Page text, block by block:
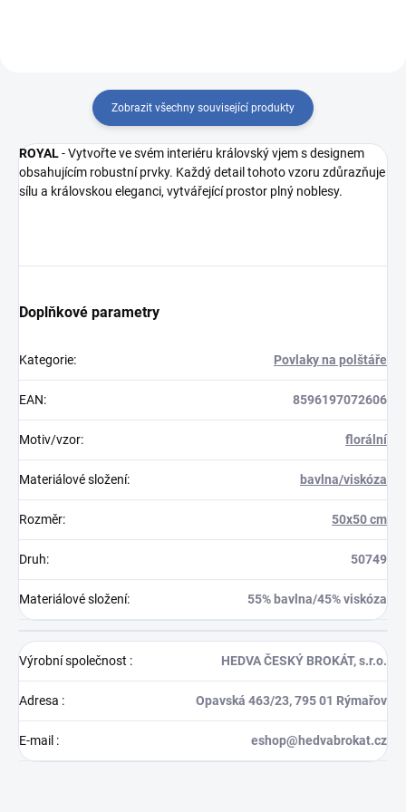
Zobrazit všechny související produkty
ROYAL- Vytvořte ve svém interiéru královský vjem s designem
obsahujícím robustní prvky. Každý detail tohoto vzoru zdůrazňuje
sílu a královskou eleganci, vytvářející prostor plný noblesy.
Doplňkové parametry
Kategorie: Povlaky na polštáře
EAN: 8596197072606
Motiv/vzor: florální
Materiálové složení: bavlna/viskóza
Rozměr: 50x50 cm
Druh: 50749
Materiálové složení: 55% bavlna/45% viskóza
Výrobní společnost : HEDVA ČESKÝ BROKÁT, s.r.o.
Adresa : Opavská 463/23, 795 01 Rýmařov
E-mail : eshop@hedvabrokat.cz